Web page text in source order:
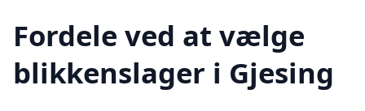
Fordele ved at vælge
blikkenslager i Gjesing